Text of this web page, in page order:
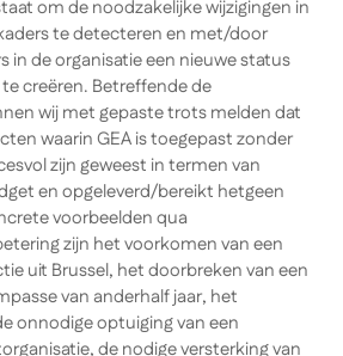
om de noodzakelijke wijzigingen in
te detecteren en met/door
in de organisatie een nieuwe status
te creëren. Betreffende de
wij met gepaste trots melden dat
waarin GEA is toegepast zonder
zijn geweest in termen van
en opgeleverd/bereikt hetgeen
voorbeelden qua
zijn het voorkomen van een
uit Brussel, het doorbreken van een
van anderhalf jaar, het
onnodige optuiging van een
de nodige versterking van